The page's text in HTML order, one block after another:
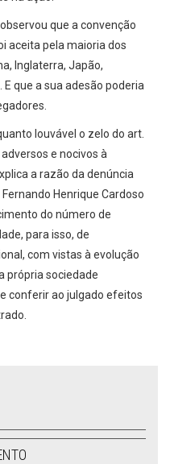
que a convenção
aceita pela maioria dos
Inglaterra, Japão,
E que a sua adesão poderia
louvável o zelo do art.
e nocivos à
a razão da denúncia
Henrique Cardoso
do número de
para isso, de
com vistas à evolução
própria sociedade
conferir ao julgado efeitos